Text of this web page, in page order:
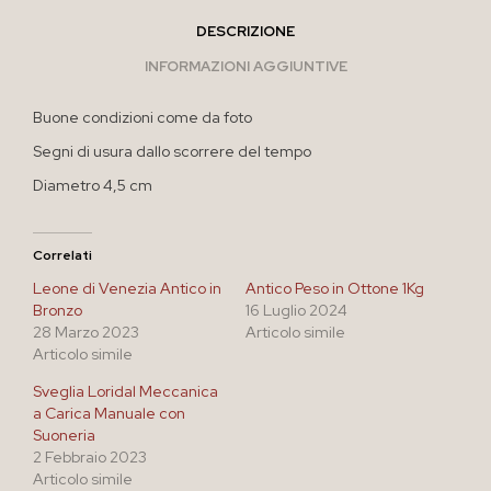
DESCRIZIONE
INFORMAZIONI AGGIUNTIVE
Buone condizioni come da foto
Segni di usura dallo scorrere del tempo
Diametro 4,5 cm
Correlati
Leone di Venezia Antico in
Bronzo
28 Marzo 2023
Articolo simile
Antico Peso in Ottone 1Kg
16 Luglio 2024
Articolo simile
Sveglia Loridal Meccanica
a Carica Manuale con
Suoneria
2 Febbraio 2023
Articolo simile